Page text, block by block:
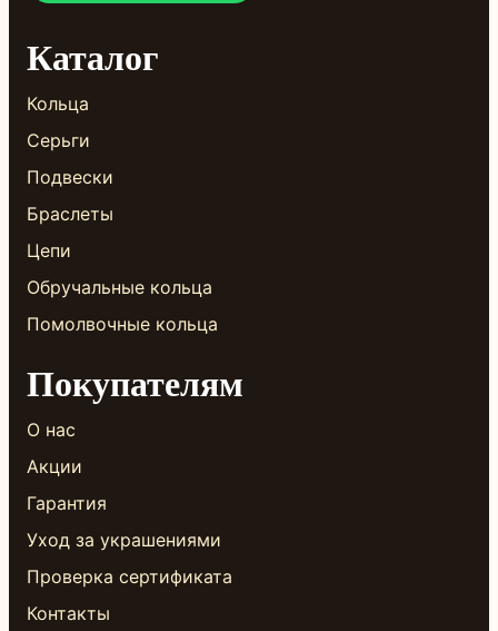
Каталог
Кольца
Серьги
Подвески
Браслеты
Цепи
Обручальные кольца
Помолвочные кольца
Покупателям
О нас
Акции
Гарантия
Уход за украшениями
Проверка сертификата
Контакты